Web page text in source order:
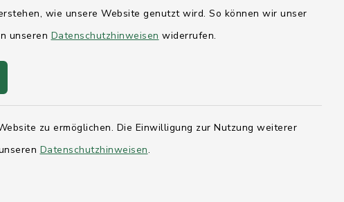
wie unsere Website genutzt wird. So können wir unser
unseren Datenschutzhinweisen widerrufen.
zu ermöglichen. Die Einwilligung zur Nutzung weiterer
Datenschutzhinweisen.
Mittwoch:
115
Schleswig-
Eckernförde